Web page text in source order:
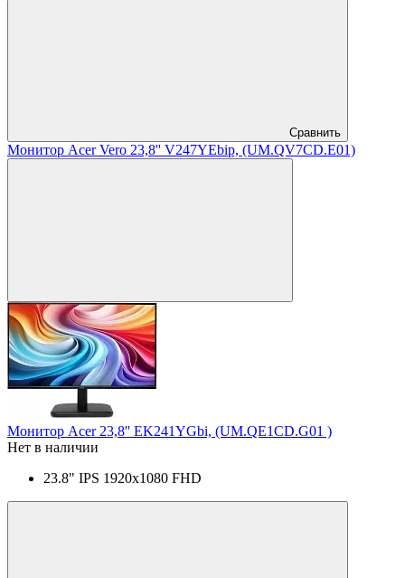
Сравнить
Монитор Acer Vero 23,8'' V247YEbip, (UM.QV7CD.E01)
Монитор Acer 23,8'' EK241YGbi, (UM.QE1CD.G01 )
Нет в наличии
23.8" IPS 1920x1080 FHD